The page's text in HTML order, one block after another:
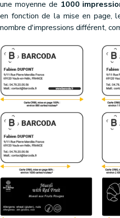
une moyenne de 1000
en fonction de la mise en page,
nombre d'impressions différent,